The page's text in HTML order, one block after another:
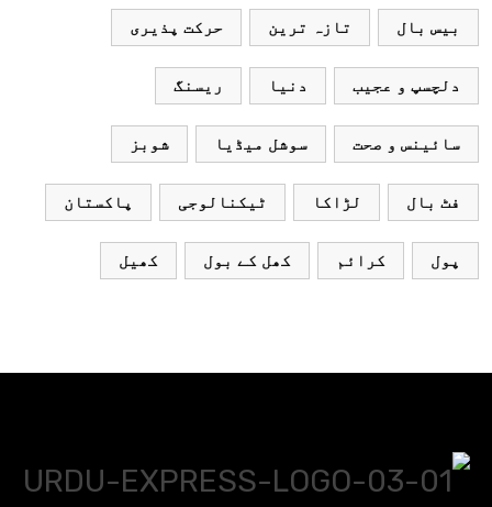
بیس بال تازہ ترین حرکت پذیری
دلچسپ و عجیب دنیا ریسنگ
سائینس و صحت سوشل میڈیا شوبز
فٹ بال لڑاکا ٹیکنالوجی پاکستان
پول کرائم کھل کے بول کھیل